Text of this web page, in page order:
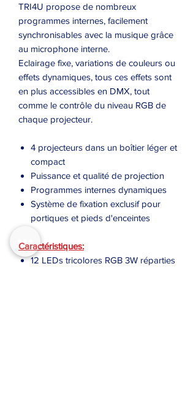
TRI4U propose de nombreux
programmes internes, facilement
synchronisables avec la musique grâce
au microphone interne.
Eclairage fixe, variations de couleurs ou
effets dynamiques, tous ces effets sont
en plus accessibles en DMX, tout
comme le contrôle du niveau RGB de
chaque projecteur.
4 projecteurs dans un boîtier léger et
compact
Puissance et qualité de projection
Programmes internes dynamiques
Système de fixation exclusif pour
portiques et pieds d'enceintes
Caractéristiques:
12 LEDs tricolores RGB 3W réparties